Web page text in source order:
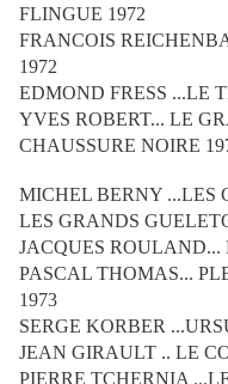
FLINGUE 1972
FRANCOIS
1972
EDMOND FRESS ...LE
YVES ROBERT... LE
CHAUSSURE NOIRE
MICHEL BERNY ...LES
LES GRANDS
JACQUES
PASCAL THOMAS...
1973
SERGE KORBER
JEAN GIRAULT .. LE
PIERRE TCHERNIA